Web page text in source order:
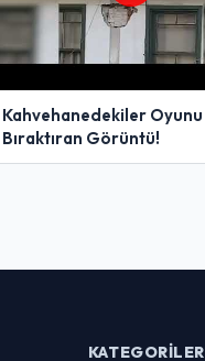
Kahvehanedekiler Oyunu
Bıraktıran Görüntü!
KATEGORILER